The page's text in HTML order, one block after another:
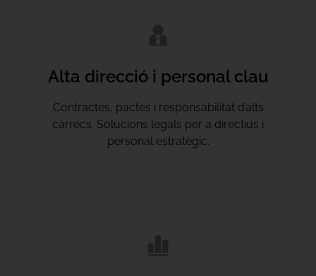
Alta direcció i personal clau
Contractes, pactes i responsabilitat d’alts
càrrecs. Solucions legals per a directius i
personal estratègic.